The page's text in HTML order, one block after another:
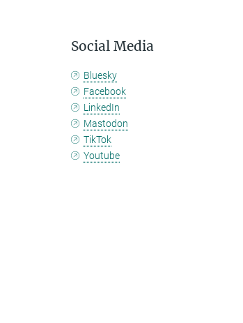
Social Media
Bluesky
Facebook
LinkedIn
Mastodon
TikTok
Youtube